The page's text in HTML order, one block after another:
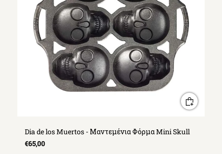
Dia de los Muertos - Μαντεμένια Φόρμα Mini Skull
€65,00